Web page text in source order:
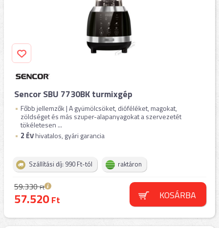
Sencor SBU 7730BK turmixgép
Főbb jellemzők | A gyümölcsöket, dióféléket, magokat,
zöldséget és más szuper-alapanyagokat a szervezetét
tökéletesen ...
2 ÉVhivatalos, gyári garancia
Szállítási díj: 990 Ft-tól raktáron
59.330Ft
57.520Ft KOSÁRBA